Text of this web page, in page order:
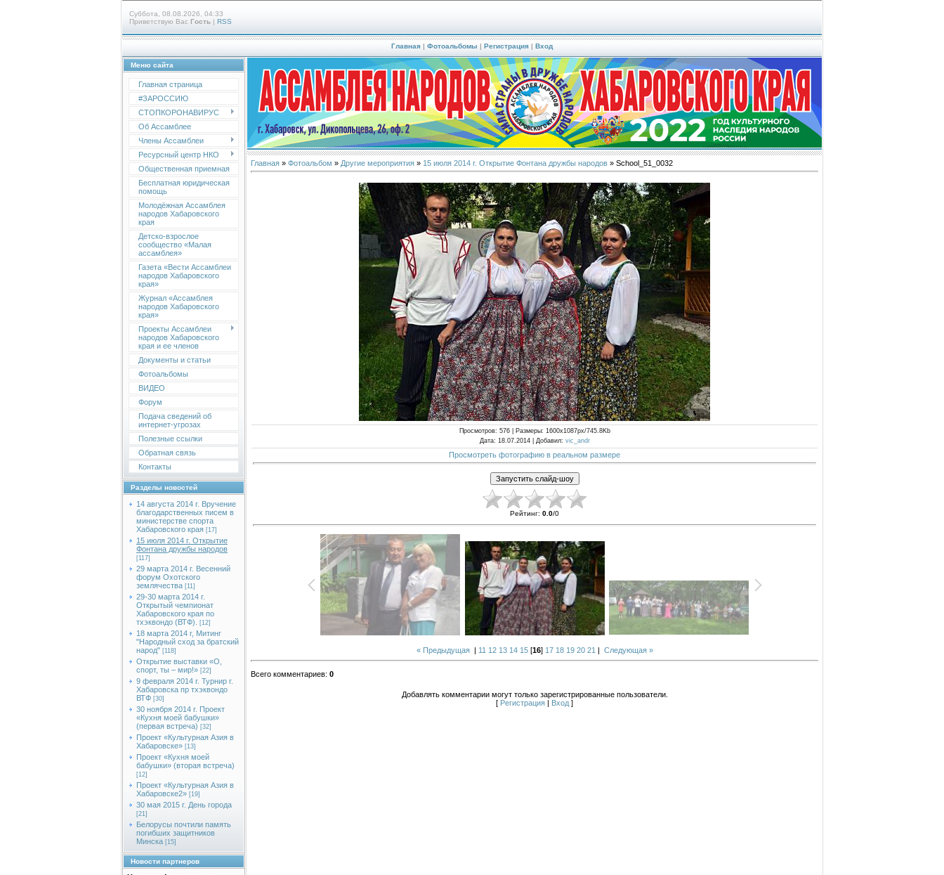
Суббота, 08.08.2026, 04:33
Приветствую Вас Гость | RSS
Главная | Фотоальбомы | Регистрация | Вход
Меню сайта
Главная страница
#ЗАРОССИЮ
СТОПКОРОНАВИРУС
Об Ассамблее
Члены Ассамблеи
Ресурсный центр НКО
Общественная приемная
Бесплатная юридическая
помощь
Молодёжная Ассамблея
народов Хабаровского
края
Детско-взрослое
сообщество «Малая
ассамблея»
Газета «Вести Ассамблеи
народов Хабаровского
края»
Журнал «Ассамблея
народов Хабаровского
края»
Проекты Ассамблеи
народов Хабаровского
края и ее членов
Документы и статьи
Фотоальбомы
ВИДЕО
Форум
Подача сведений об
интернет-угрозах
Полезные ссылки
Обратная связь
Контакты
Разделы новостей
14 августа 2014 г. Вручение
благодарственных писем в
министерстве спорта
Хабаровского края [17]
15 июля 2014 г. Открытие
Фонтана дружбы народов
[117]
29 марта 2014 г. Весенний
форум Охотского
землячества [11]
29-30 марта 2014 г.
Открытый чемпионат
Хабаровского края по
тхэквондо (ВТФ).
[12]
18 марта 2014 г, Митинг
"Народный сход за братский
народ" [118]
Открытие выставки «О,
спорт, ты – мир!» [22]
9 февраля 2014 г. Турнир г.
Хабаровска пр тхэквондо
ВТФ [30]
30 ноября 2014 г. Проект
«Кухня моей бабушки»
(первая встреча) [32]
Проект «Культурная Азия в
Хабаровске» [13]
Проект «Кухня моей
бабушки» (вторая встреча)
[12]
Проект «Культурная Азия в
Хабаровске2» [19]
30 мая 2015 г. День города
[21]
Белорусы почтили память
погибших защитников
Минска [15]
Новости партнеров
Главная » Фотоальбом » Другие мероприятия » 15 июля 2014 г. Открытие Фонтана дружбы народов » School_51_0032
Просмотров: 576 | Размеры: 1600x1087px/745.8Kb
Дата: 18.07.2014 | Добавил: vic_andr
Просмотреть фотографию в реальном размере
Рейтинг: 0.0/0
« Предыдущая| 11 12 13 14 15[16] 17 18 19 20 21 | Следующая »
Всего комментариев: 0
Добавлять комментарии могут только зарегистрированные пользователи.
[ Регистрация Вход ]